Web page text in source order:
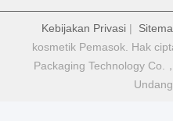
Kebijakan Privasi |
kosmetik Pemasok. Hak
Packaging Technology Co.